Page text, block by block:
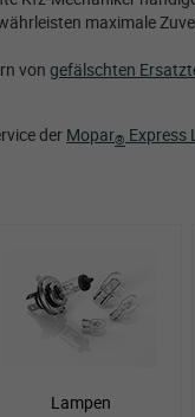
maximale
von gefälschten
der Mopar® Express
Lampen